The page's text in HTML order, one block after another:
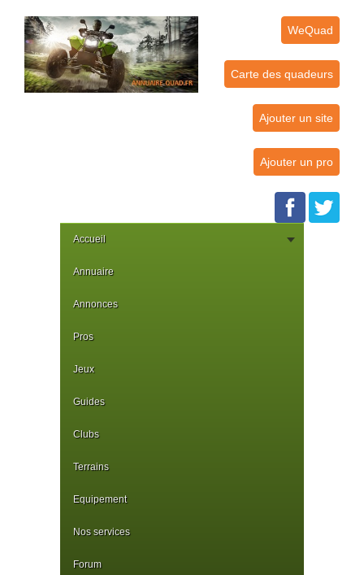
WeQuad
Carte des quadeurs
Ajouter un site
Ajouter un pro
Accueil
Annuaire
Annonces
Pros
Jeux
Guides
Clubs
Terrains
Equipement
Nos services
Forum